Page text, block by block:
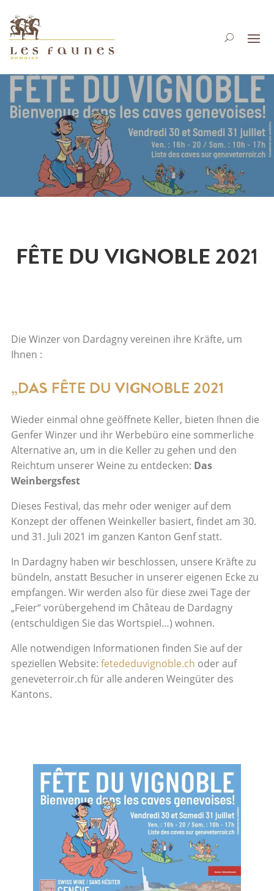
FÊTE DU VIGNOBLE 2021
Die Winzer von Dardagny vereinen ihre Kräfte, um
Ihnen :
„DAS FÊTE DU VIGNOBLE 2021
Wieder einmal ohne geöffnete Keller, bieten Ihnen die
Genfer Winzer und ihr Werbebüro eine sommerliche
Alternative an, um in die Keller zu gehen und den
Reichtum unserer Weine zu entdecken: Das
Weinbergsfest
Dieses Festival, das mehr oder weniger auf dem
Konzept der offenen Weinkeller basiert, findet am 30.
und 31. Juli 2021 im ganzen Kanton Genf statt.
In Dardagny haben wir beschlossen, unsere Kräfte zu
bündeln, anstatt Besucher in unserer eigenen Ecke zu
empfangen. Wir werden also für diese zwei Tage der
„Feier“ vorübergehend im Château de Dardagny
(entschuldigen Sie das Wortspiel…) wohnen.
Alle notwendigen Informationen finden Sie auf der
speziellen Website: fetededuvignoble.ch oder auf
geneveterroir.ch für alle anderen Weingüter des
Kantons.